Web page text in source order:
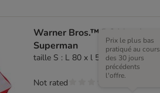
Warner Bros.™ DC Matelas
Superman
taille S : L 80 x l 50 x H 15 cm
Prix le plus bas
pratiqué au cours
des 30 jours
précédents
l'offre.
Not rated